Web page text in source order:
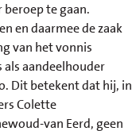
te gaan.
en daarmee de zaak
van het vonnis
aandeelhouder
Dit betekent dat hij, in
Colette
van Eerd, geen